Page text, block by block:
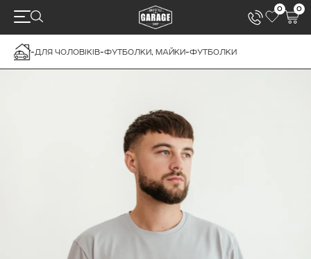
0 0
-ДЛЯ ЧОЛОВІКІВ-ФУТБОЛКИ, МАЙКИ-ФУТБОЛКИ